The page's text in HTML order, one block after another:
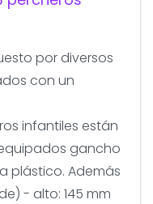
por diversos
con un
infantiles están
gancho
plástico. Además
- alto: 145 mm